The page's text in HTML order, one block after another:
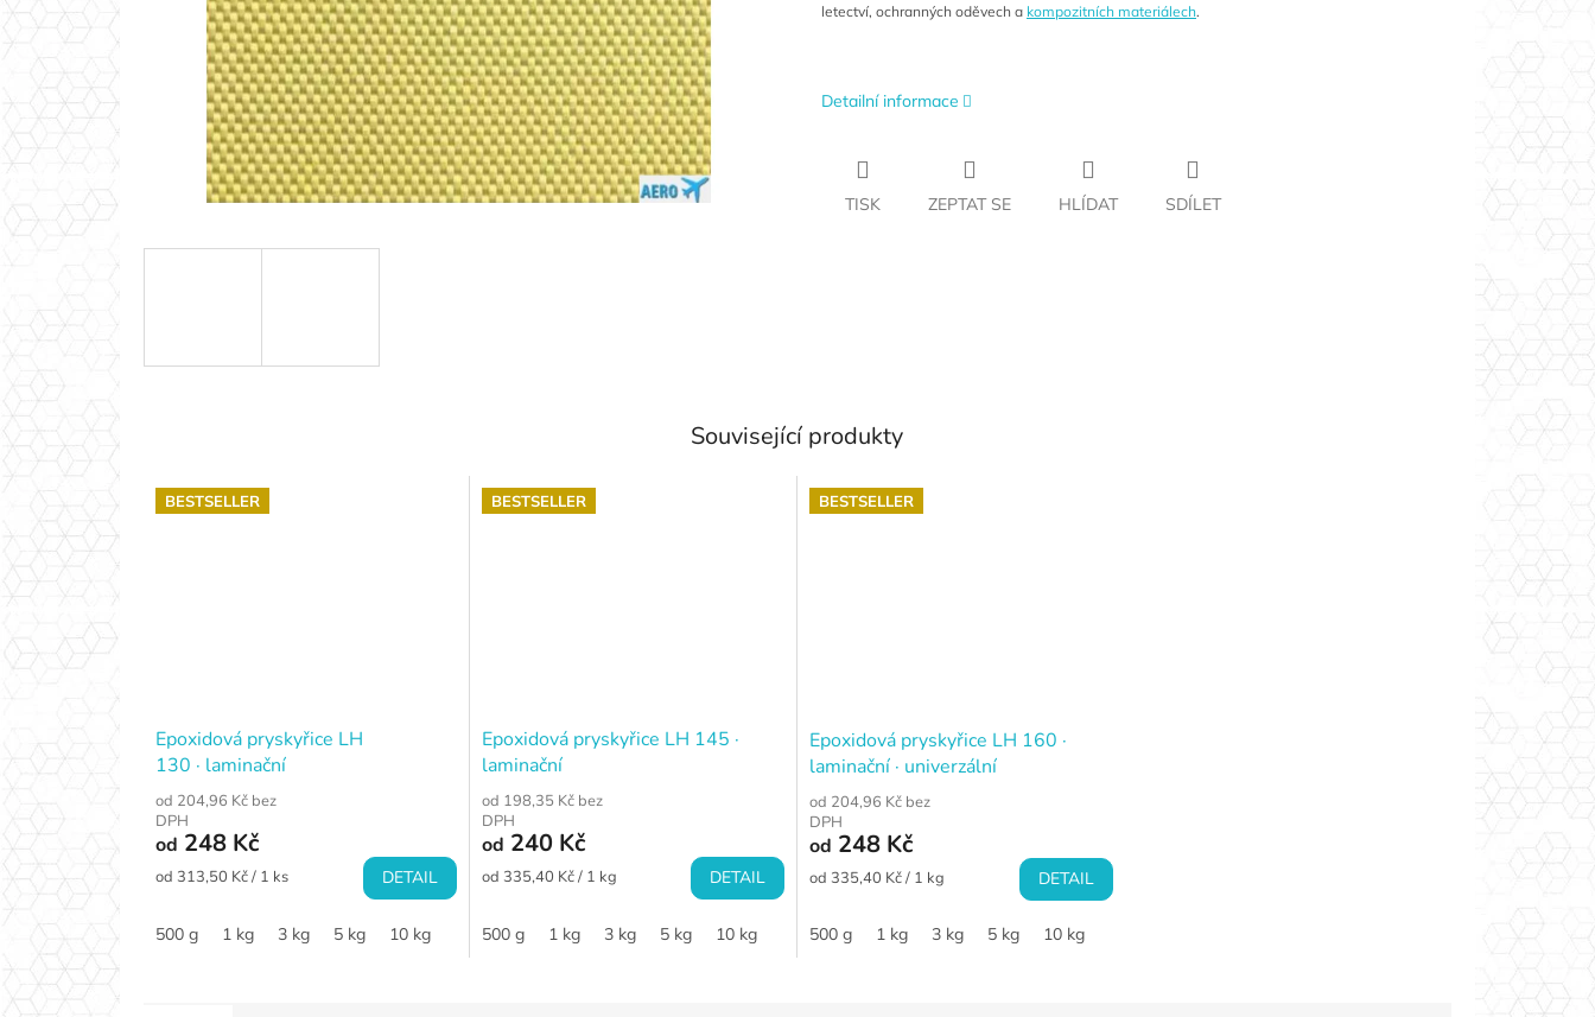
letectví, ochranných oděvech a kompozitních materiálech.
Detailní informace
TISK ZEPTAT SE HLÍDAT SDÍLET
Související produkty
BESTSELLER
Epoxidová pryskyřice LH
130 · laminační
od 204,96 Kč bez
DPH
od 248 Kč
Měrná
od 313,50 Kč / 1 ks DETAIL
500 g 1 kg 3 kg 5 kg 10 kg
BESTSELLER
Epoxidová pryskyřice LH 145 ·
laminační
od 198,35 Kč bez
DPH
od 240 Kč
Měrná
od 335,40 Kč / 1 kg DETAIL
500 g 1 kg 3 kg 5 kg 10 kg
BESTSELLER
Epoxidová pryskyřice LH 160 ·
laminační · univerzální
od 204,96 Kč bez
DPH
od 248 Kč
Měrná
od 335,40 Kč / 1 kg DETAIL
500 g 1 kg 3 kg 5 kg 10 kg